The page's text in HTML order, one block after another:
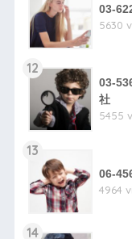
03-
5630
12
03-
社
5455
13
06-
4964
14